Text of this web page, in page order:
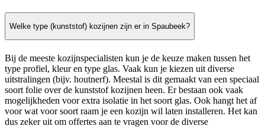
Welke type (kunststof) kozijnen zijn er in Spaubeek?
Bij de meeste kozijnspecialisten kun je de keuze maken tussen het
type profiel, kleur en type glas. Vaak kun je kiezen uit diverse
uitstralingen (bijv. houtnerf). Meestal is dit gemaakt van een speciaal
soort folie over de kunststof kozijnen heen. Er bestaan ook vaak
mogelijkheden voor extra isolatie in het soort glas. Ook hangt het af
voor wat voor soort raam je een kozijn wil laten installeren. Het kan
dus zeker uit om offertes aan te vragen voor de diverse